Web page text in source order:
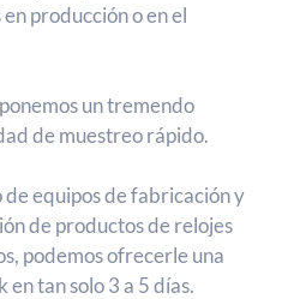
producción o en el
un tremendo
de muestreo rápido.
equipos de fabricación y
de productos de relojes
podemos ofrecerle una
tan solo 3 a 5 días.